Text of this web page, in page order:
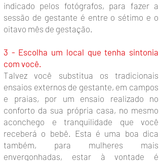
indicado pelos fotógrafos, para fazer a
sessão de gestante é entre o sétimo e o
oitavo mês de gestação.
3 - Escolha um local que tenha sintonia
com você.
Talvez você substitua os tradicionais
ensaios externos de gestante, em campos
e praias, por um ensaio realizado no
conforto da sua própria casa, no mesmo
aconchego e tranquilidade que você
receberá o bebê. Esta é uma boa dica
também, para mulheres mais
envergonhadas, estar à vontade é